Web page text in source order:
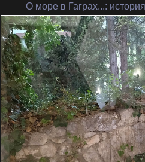
О море в Гаграх...: